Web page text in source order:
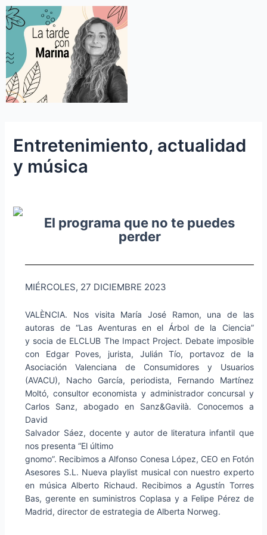
Entretenimiento, actualidad
y música
El programa que no te puedes
perder
MIÉRCOLES, 27 DICIEMBRE 2023
VALÈNCIA. Nos visita María José Ramon, una de las
autoras de “Las Aventuras en el Árbol de la Ciencia”
y socia de ELCLUB The Impact Project. Debate imposible
con Edgar Poves, jurista, Julián Tío, portavoz de la
Asociación Valenciana de Consumidores y Usuarios
(AVACU), Nacho García, periodista, Fernando Martínez
Moltó, consultor economista y administrador concursal y
Carlos Sanz, abogado en Sanz&Gavilà. Conocemos a
David
Salvador Sáez, docente y autor de literatura infantil que
nos presenta “El último
gnomo”. Recibimos a Alfonso Conesa López, CEO en Fotón
Asesores S.L. Nueva playlist musical con nuestro experto
en música Alberto Richaud. Recibimos a Agustín Torres
Bas, gerente en suministros Coplasa y a Felipe Pérez de
Madrid, director de estrategia de Alberta Norweg.